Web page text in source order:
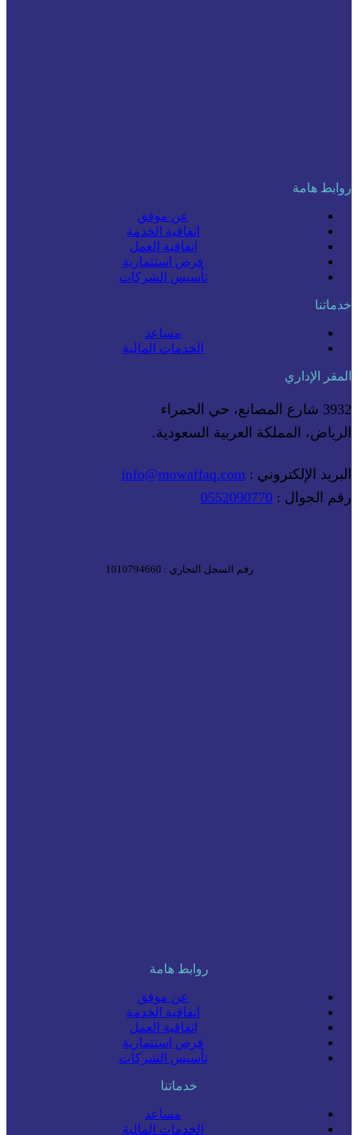
روابط هامة
عن موفق
اتفاقية الخدمة
اتفاقية العمل
فرص استثمارية
تأسيس الشركات
خدماتنا
مساعد
الخدمات المالية
المقر الإداري
3932 شارع المصانع، حي الحمراء
الرياض، المملكة العربية السعودية.
البريد الإلكتروني : info@mowaffaq.com
رقم الجوال : 0552090770
رقم السجل التجاري : 1010794660
روابط هامة
عن موفق
اتفاقية الخدمة
اتفاقية العمل
فرص استثمارية
تأسيس الشركات
خدماتنا
مساعد
الخدمات المالية